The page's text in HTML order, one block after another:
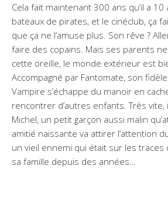
Cela fait maintenant 300 ans qu’il a 10
bateaux de pirates, et le cinéclub, ça
que ça ne l’amuse plus. Son rêve ?
faire des copains. Mais ses parents
cette oreille, le monde extérieur est
Accompagné par Fantomate, son
Vampire s’échappe du manoir en
rencontrer d’autres enfants. Très vite,
Michel, un petit garçon aussi malin
amitié naissante va attirer l’attention
un vieil ennemi qui était sur les traces
sa famille depuis des années…